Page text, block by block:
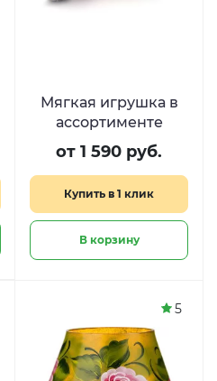
Мягкая игрушка в
ассортименте
от 1 590 руб.
Купить в 1 клик
В корзину
5